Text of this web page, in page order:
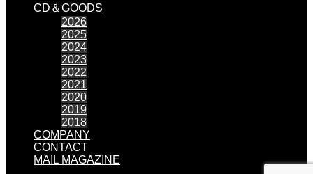
CD＆GOODS
2026
2025
2024
2023
2022
2021
2020
2019
2018
COMPANY
CONTACT
MAIL MAGAZINE